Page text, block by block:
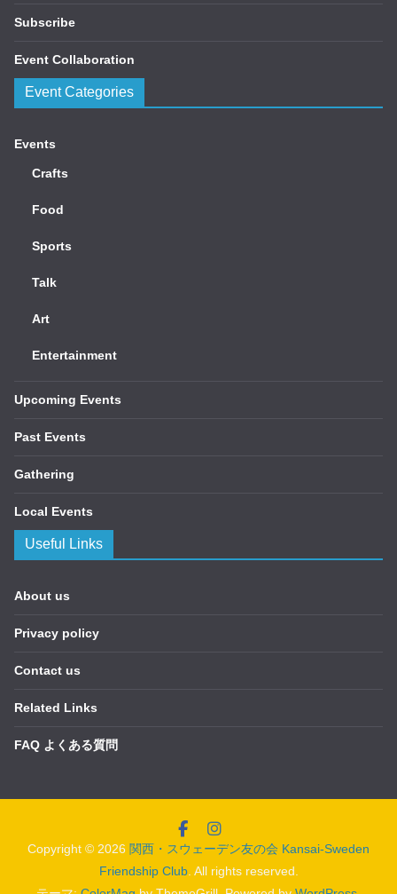
Subscribe
Event Collaboration
Event Categories
Events
Crafts
Food
Sports
Talk
Art
Entertainment
Upcoming Events
Past Events
Gathering
Local Events
Useful Links
About us
Privacy policy
Contact us
Related Links
FAQ よくある質問
Copyright © 2026 関西・スウェーデン友の会 Kansai-Sweden
Friendship Club. All rights reserved.